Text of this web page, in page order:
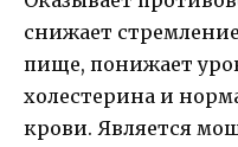
снижает
пище, понижает
холестерина и
крови. Является